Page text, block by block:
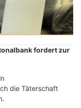
fordert zur
die Täterschaft